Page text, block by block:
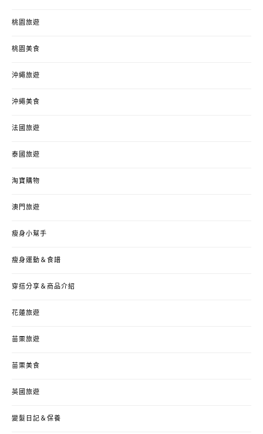
桃園旅遊
桃園美食
沖繩旅遊
沖繩美食
法國旅遊
泰國旅遊
淘寶購物
澳門旅遊
瘦身小幫手
瘦身運動＆食譜
穿搭分享＆商品介紹
花蓮旅遊
苗栗旅遊
苗栗美食
英國旅遊
變髮日記＆保養